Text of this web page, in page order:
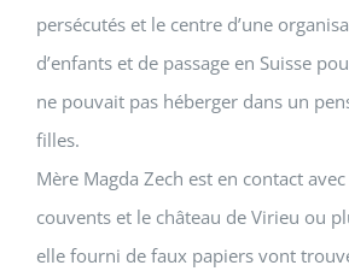
persécutés et le centre d’une
d’enfants et de passage en Suisse
ne pouvait pas héberger dans un
filles.
Mère Magda Zech est en contact
couvents et le château de Virieu ou
elle fourni de faux papiers vont